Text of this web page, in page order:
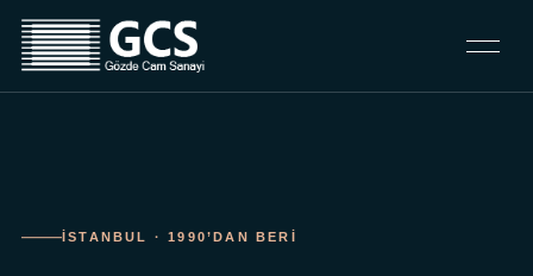
İSTANBUL · 1990’DAN BERI